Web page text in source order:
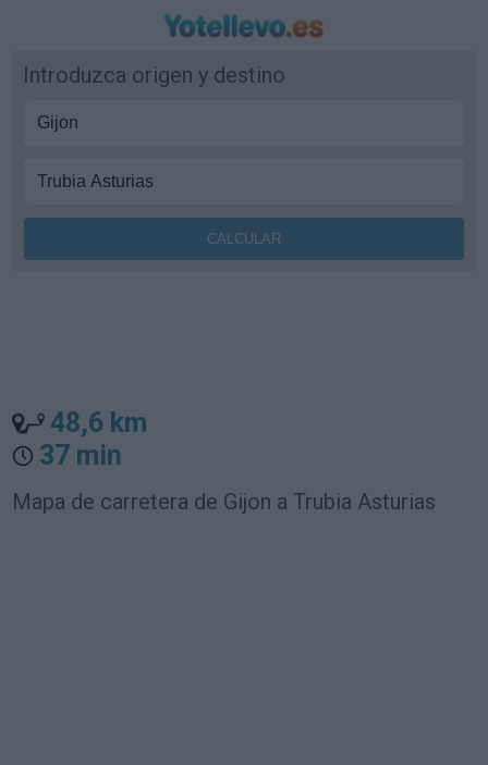
Introduzca origen y destino
48,6 km
37 min
Mapa de carretera de Gijon a Trubia Asturias